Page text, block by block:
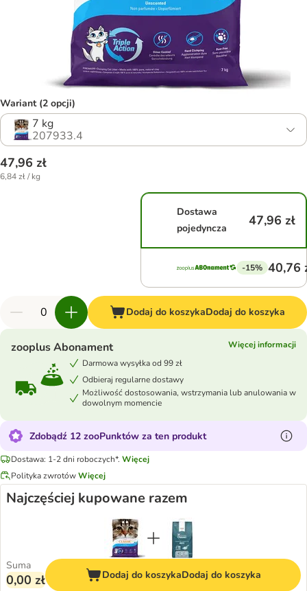
Wariant (2 opcji)
7 kg
207933.4
47,96 zł
6,84 zł / kg
Dostawa
pojedyncza
47,96 zł
-15% 40,76
Dodaj do koszykaDodaj do koszyka
zooplus Abonament
Więcej informacji
Darmowa wysyłka od 99 zł
Odbieraj regularne dostawy
Możliwość dostosowania, wstrzymania lub anulowania w
dowolnym momencie
Zdobądź 12 zooPunktów za ten produkt
Dostawa: 1-2 dni roboczych*. Więcej
Polityka zwrotówWięcej
Najczęściej kupowane razem
Suma
0,00 zł Dodaj do koszykaDodaj do koszyka